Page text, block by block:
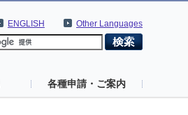
Other Languages
ENGLISH
各種申請・ご案内